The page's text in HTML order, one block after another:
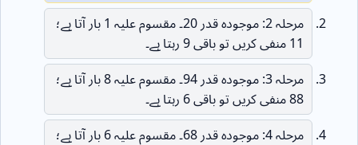
مرحلہ 2: موجودہ قدر 20۔ مقسوم علیہ 1 بار آتا ہے؛
11 منفی کریں تو باقی 9 رہتا ہے۔
مرحلہ 3: موجودہ قدر 94۔ مقسوم علیہ 8 بار آتا ہے؛
88 منفی کریں تو باقی 6 رہتا ہے۔
مرحلہ 4: موجودہ قدر 68۔ مقسوم علیہ 6 بار آتا ہے؛